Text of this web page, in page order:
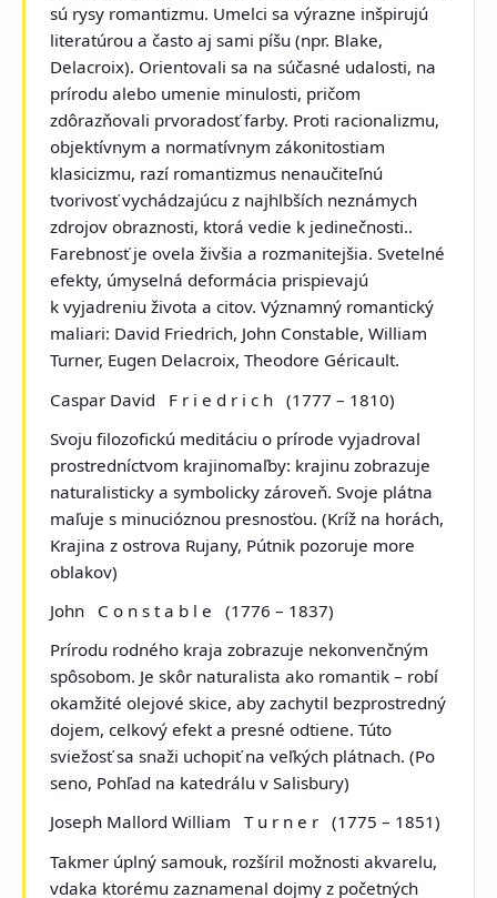
sú rysy romantizmu. Umelci sa výrazne inšpirujú
literatúrou a často aj sami píšu (npr. Blake,
Delacroix). Orientovali sa na súčasné udalosti, na
prírodu alebo umenie minulosti, pričom
zdôrazňovali prvoradosť farby. Proti racionalizmu,
objektívnym a normatívnym zákonitostiam
klasicizmu, razí romantizmus nenaučiteľnú
tvorivosť vychádzajúcu z najhlbších neznámych
zdrojov obraznosti, ktorá vedie k jedinečnosti..
Farebnosť je ovela živšia a rozmanitejšia. Svetelné
efekty, úmyselná deformácia prispievajú
k vyjadreniu života a citov. Významný romantický
maliari: David Friedrich, John Constable, William
Turner, Eugen Delacroix, Theodore Géricault.
Caspar David F r i e d r i c h (1777 – 1810)
Svoju filozofickú meditáciu o prírode vyjadroval
prostredníctvom krajinomaľby: krajinu zobrazuje
naturalisticky a symbolicky zároveň. Svoje plátna
maľuje s minucióznou presnosťou. (Kríž na horách,
Krajina z ostrova Rujany, Pútnik pozoruje more
oblakov)
John C o n s t a b l e (1776 – 1837)
Prírodu rodného kraja zobrazuje nekonvenčným
spôsobom. Je skôr naturalista ako romantik – robí
okamžité olejové skice, aby zachytil bezprostredný
dojem, celkový efekt a presné odtiene. Túto
sviežosť sa snaži uchopiť na veľkých plátnach. (Po
seno, Pohľad na katedrálu v Salisbury)
Joseph Mallord William T u r n e r(1775 – 1851)
Takmer úplný samouk, rozšíril možnosti akvarelu,
vdaka ktorému zaznamenal dojmy z početných